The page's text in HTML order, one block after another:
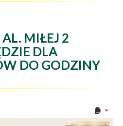
MIŁEJ 2
DLA
DO GODZINY